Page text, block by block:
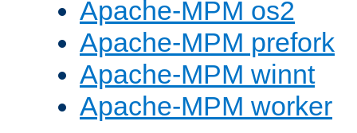
Apache-MPM os2
Apache-MPM prefork
Apache-MPM winnt
Apache-MPM worker